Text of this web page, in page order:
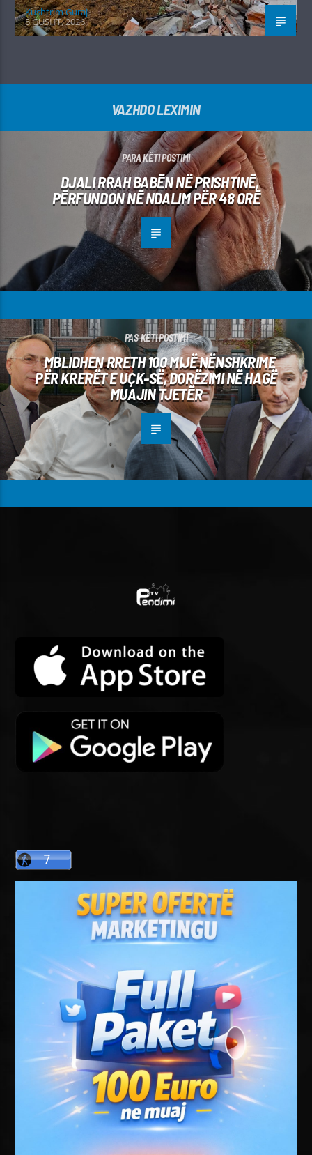
Kushtrim Guraj
5 GUSHT, 2026
VAZHDO LEXIMIN
PARA KËTI POSTIMI
DJALI RRAH BABËN NË PRISHTINË,
PËRFUNDON NË NDALIM PËR 48 ORË
PAS KËTI POSTIMI
MBLIDHEN RRETH 100 MIJË NËNSHKRIME
PËR KRERËT E UÇK-SË, DORËZIMI NË HAGË
MUAJIN TJETËR